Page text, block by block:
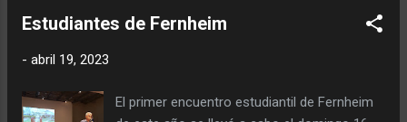
pero Dios es quien da el crecimiento y la
los problemas con las plantaciones. A
Estudiantes de Fernheim
- abril 19, 2023
El primer encuentro estudiantil de Fernheim